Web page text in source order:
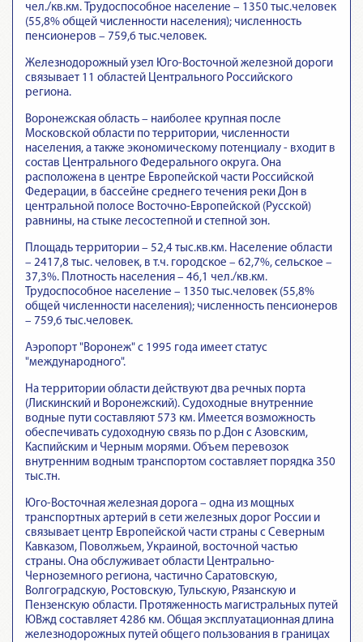
чел./кв.км. Трудоспособное население – 1350 тыс.человек
(55,8% общей численности населения); численность
пенсионеров – 759,6 тыс.человек.
Железнодорожный узел Юго-Восточной железной дороги
связывает 11 областей Центрального Российского
региона.
Воронежская область – наиболее крупная после
Московской области по территории, численности
населения, а также экономическому потенциалу - входит в
состав Центрального Федерального округа. Она
расположена в центре Европейской части Российской
Федерации, в бассейне среднего течения реки Дон в
центральной полосе Восточно-Европейской (Русской)
равнины, на стыке лесостепной и степной зон.
Площадь территории – 52,4 тыс.кв.км. Население области
– 2417,8 тыс. человек, в т.ч. городское – 62,7%, сельское –
37,3%. Плотность населения – 46,1 чел./кв.км.
Трудоспособное население – 1350 тыс.человек (55,8%
общей численности населения); численность пенсионеров
– 759,6 тыс.человек.
Аэропорт "Воронеж" с 1995 года имеет статус
"международного".
На территории области действуют два речных порта
(Лискинский и Воронежский). Судоходные внутренние
водные пути составляют 573 км. Имеется возможность
обеспечивать судоходную связь по р.Дон с Азовским,
Каспийским и Черным морями. Объем перевозок
внутренним водным транспортом составляет порядка 350
тыс.тн.
Юго-Восточная железная дорога – одна из мощных
транспортных артерий в сети железных дорог России и
связывает центр Европейской части страны с Северным
Кавказом, Поволжьем, Украиной, восточной частью
страны. Она обслуживает области Центрально-
Черноземного региона, частично Саратовскую,
Волгоградскую, Ростовскую, Тульскую, Рязанскую и
Пензенскую области. Протяженность магистральных путей
ЮВжд составляет 4286 км. Общая эксплуатационная длина
железнодорожных путей общего пользования в границах